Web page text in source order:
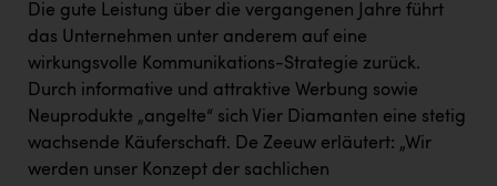
Die gute Leistung über die vergangenen Jahre führt
das Unternehmen unter anderem auf eine
wirkungsvolle Kommunikations-Strategie zurück.
Durch informative und attraktive Werbung sowie
Neuprodukte „angelte“ sich Vier Diamanten eine stetig
wachsende Käuferschaft. De Zeeuw erläutert: „Wir
werden unser Konzept der sachlichen